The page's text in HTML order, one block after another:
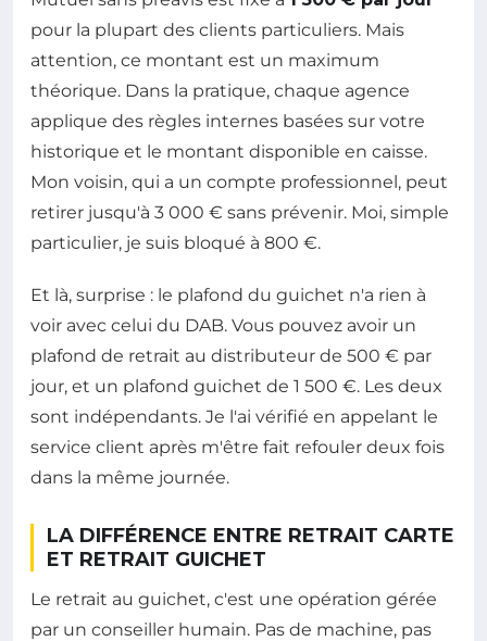
pour la plupart des clients particuliers. Mais
attention, ce montant est un maximum
théorique. Dans la pratique, chaque agence
applique des règles internes basées sur votre
historique et le montant disponible en caisse.
Mon voisin, qui a un compte professionnel, peut
retirer jusqu'à 3 000 € sans prévenir. Moi, simple
particulier, je suis bloqué à 800 €.
Et là, surprise : le plafond du guichet n'a rien à
voir avec celui du DAB. Vous pouvez avoir un
plafond de retrait au distributeur de 500 € par
jour, et un plafond guichet de 1 500 €. Les deux
sont indépendants. Je l'ai vérifié en appelant le
service client après m'être fait refouler deux fois
dans la même journée.
LA DIFFÉRENCE ENTRE RETRAIT CARTE
ET RETRAIT GUICHET
Le retrait au guichet, c'est une opération gérée
par un conseiller humain. Pas de machine, pas